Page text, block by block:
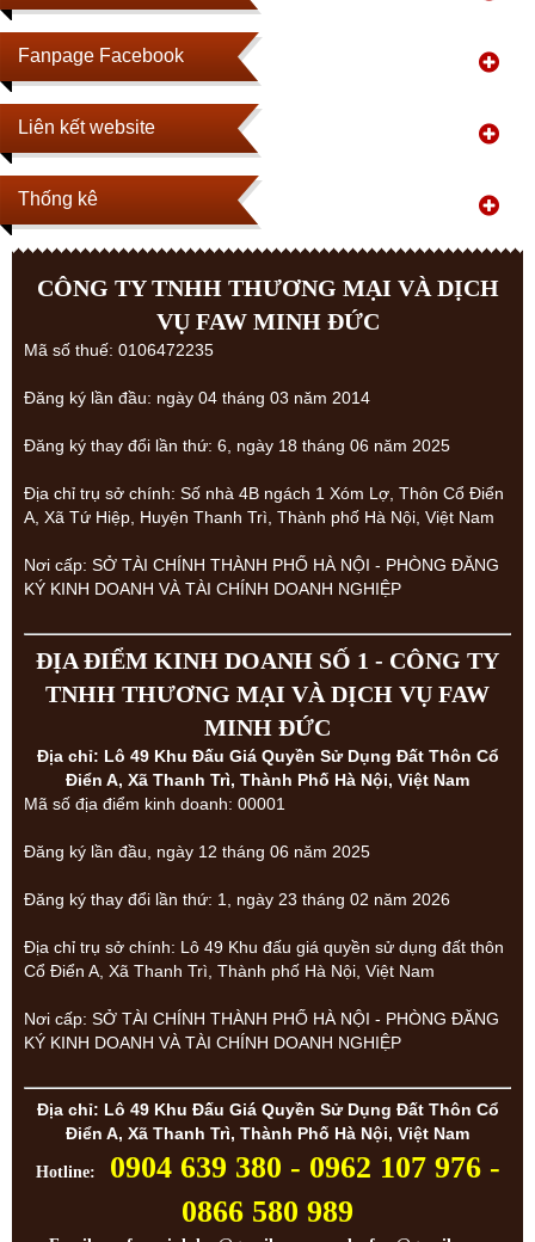
Fanpage Facebook
Liên kết website
Thống kê
CÔNG TY TNHH THƯƠNG MẠI VÀ DỊCH
VỤ FAW MINH ĐỨC
Mã số thuế: 0106472235
Đăng ký lần đầu: ngày 04 tháng 03 năm 2014
Đăng ký thay đổi lần thứ: 6, ngày 18 tháng 06 năm 2025
Địa chỉ trụ sở chính: Số nhà 4B ngách 1 Xóm Lợ, Thôn Cổ Điển
A, Xã Tứ Hiệp, Huyện Thanh Trì, Thành phố Hà Nội, Việt Nam
Nơi cấp: SỞ TÀI CHÍNH THÀNH PHỐ HÀ NỘI - PHÒNG ĐĂNG
KÝ KINH DOANH VÀ TÀI CHÍNH DOANH NGHIỆP
ĐỊA ĐIỂM KINH DOANH SỐ 1 - CÔNG TY
TNHH THƯƠNG MẠI VÀ DỊCH VỤ FAW
MINH ĐỨC
Địa chỉ: Lô 49 Khu Đấu Giá Quyền Sử Dụng Đất Thôn Cổ
Điển A, Xã Thanh Trì, Thành Phố Hà Nội, Việt Nam
Mã số địa điểm kinh doanh: 00001
Đăng ký lần đầu, ngày 12 tháng 06 năm 2025
Đăng ký thay đổi lần thứ: 1, ngày 23 tháng 02 năm 2026
Địa chỉ trụ sở chính: Lô 49 Khu đấu giá quyền sử dụng đất thôn
Cổ Điển A, Xã Thanh Trì, Thành phố Hà Nội, Việt Nam
Nơi cấp: SỞ TÀI CHÍNH THÀNH PHỐ HÀ NỘI - PHÒNG ĐĂNG
KÝ KINH DOANH VÀ TÀI CHÍNH DOANH NGHIỆP
Địa chỉ: Lô 49 Khu Đấu Giá Quyền Sử Dụng Đất Thôn Cổ
Điển A, Xã Thanh Trì, Thành Phố Hà Nội, Việt Nam
Hotline: 0904 639 380 - 0962 107 976 -
0866 580 989